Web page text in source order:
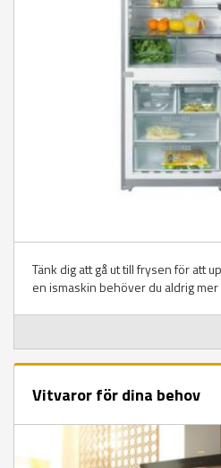
Tänk dig att gå ut till frysen för att
en ismaskin behöver du aldrig
Vitvaror för dina behov